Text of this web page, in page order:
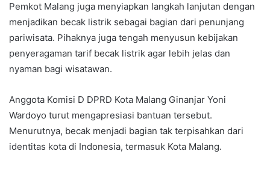
Pemkot Malang juga menyiapkan langkah lanjutan dengan
menjadikan becak listrik sebagai bagian dari penunjang
pariwisata. Pihaknya juga tengah menyusun kebijakan
penyeragaman tarif becak listrik agar lebih jelas dan
nyaman bagi wisatawan.
Anggota Komisi D DPRD Kota Malang Ginanjar Yoni
Wardoyo turut mengapresiasi bantuan tersebut.
Menurutnya, becak menjadi bagian tak terpisahkan dari
identitas kota di Indonesia, termasuk Kota Malang.